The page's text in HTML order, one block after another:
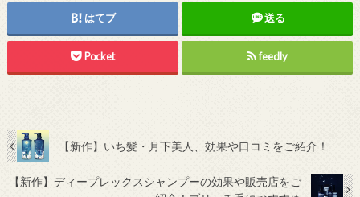
はてブ 送る
Pocket feedly
【新作】いち髪・月下美人、効果や口コミをご紹介！
【新作】ディープレックスシャンプーの効果や販売店をご